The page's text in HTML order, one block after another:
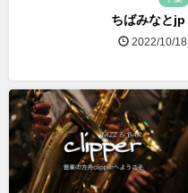
ちばみなとjp
2022/10/18